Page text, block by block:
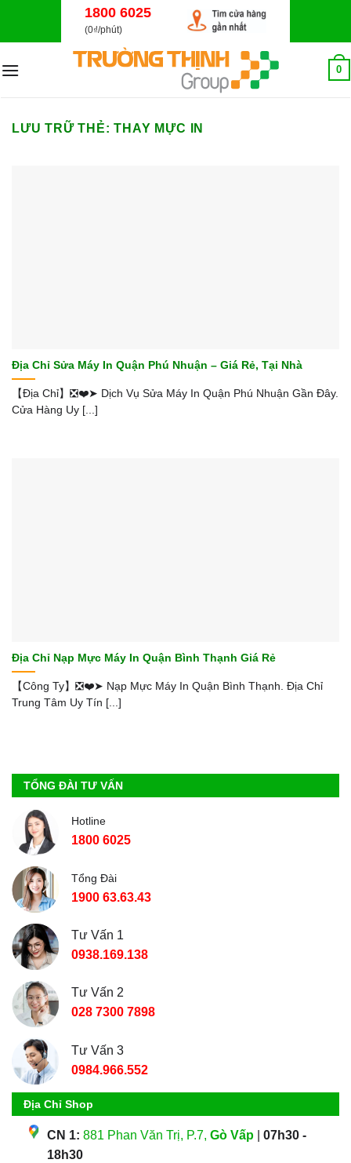
dung
1800 6025
(0₫/phút)
0
LƯU TRỮ THẺ:THAY MỰC IN
Địa Chỉ Sửa Máy In Quận Phú Nhuận – Giá Rẻ, Tại Nhà
【Địa Chỉ】❎❤️➤ Dịch Vụ Sửa Máy In Quận Phú Nhuận Gần Đây.
Cửa Hàng Uy [...]
Địa Chỉ Nạp Mực Máy In Quận Bình Thạnh Giá Rẻ
【Công Ty】❎❤️➤ Nạp Mực Máy In Quận Bình Thạnh. Địa Chỉ
Trung Tâm Uy Tín [...]
TỔNG ĐÀI TƯ VẤN
Hotline
1800 6025
Tổng Đài
1900 63.63.43
Tư Vấn 1
0938.169.138
Tư Vấn 2
028 7300 7898
Tư Vấn 3
0984.966.552
Địa Chỉ Shop
CN 1: 881 Phan Văn Trị, P.7, Gò Vấp
07h30 -
18h30